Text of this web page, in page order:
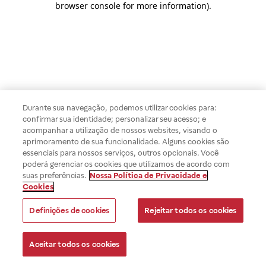
browser console for more information).
Durante sua navegação, podemos utilizar cookies para:
confirmar sua identidade; personalizar seu acesso; e
acompanhar a utilização de nossos websites, visando o
aprimoramento de sua funcionalidade. Alguns cookies são
essenciais para nossos serviços, outros opcionais. Você
poderá gerenciar os cookies que utilizamos de acordo com
suas preferências. Nossa Política de Privacidade e
Cookies
Definições de cookies Rejeitar todos os cookies
Aceitar todos os cookies